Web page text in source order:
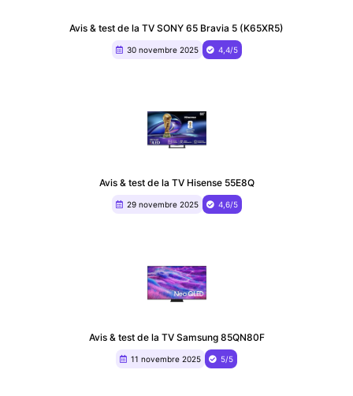
Avis & test de la TV SONY 65 Bravia 5 (K65XR5)
30 novembre 2025 4,4/5
Avis & test de la TV Hisense 55E8Q
29 novembre 2025 4,6/5
Avis & test de la TV Samsung 85QN80F
11 novembre 2025 5/5